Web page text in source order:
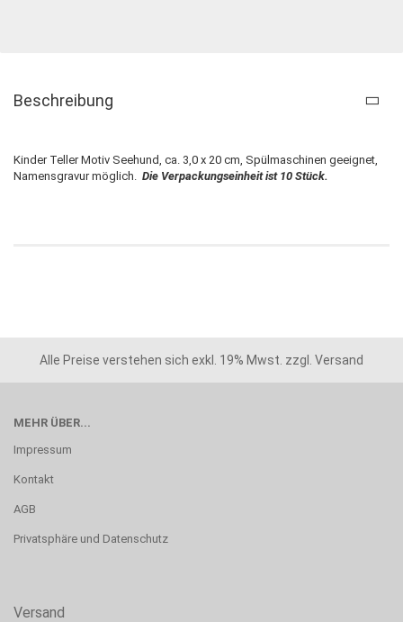
Beschreibung
Kinder Teller Motiv Seehund, ca. 3,0 x 20 cm, Spülmaschinen geeignet,
Namensgravur möglich. Die Verpackungseinheit ist 10 Stück.
Alle Preise verstehen sich exkl. 19% Mwst. zzgl. Versand
MEHR ÜBER...
Impressum
Kontakt
AGB
Privatsphäre und Datenschutz
Versand